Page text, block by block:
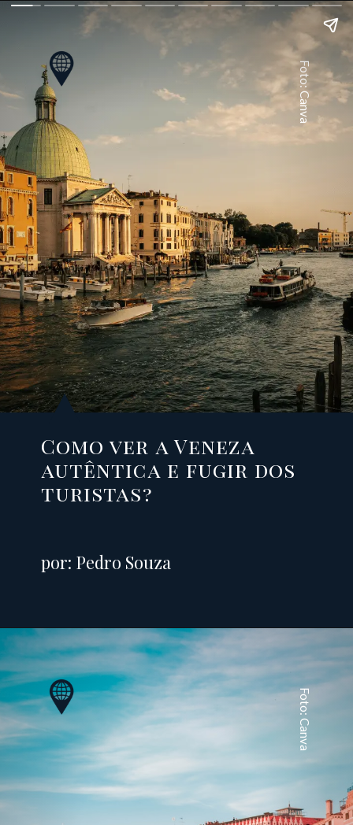
Foto: Canva
Como ver a Veneza
autêntica e fugir dos
turistas?
por: Pedro Souza
Foto: Canva